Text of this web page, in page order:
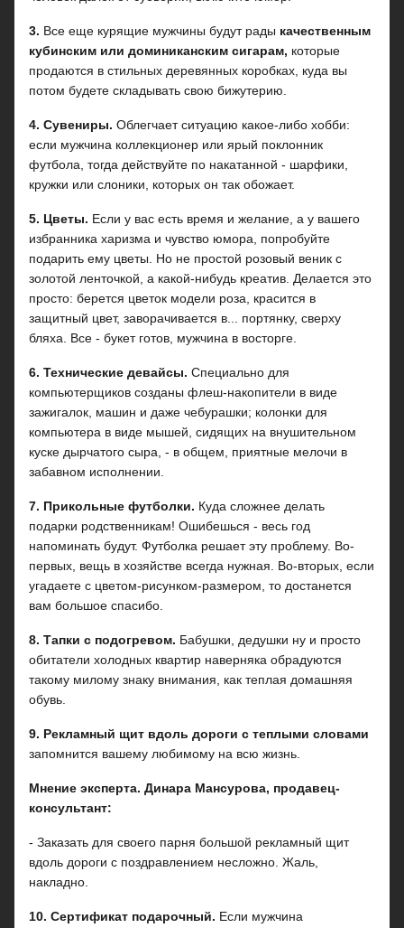
3. Все еще курящие мужчины будут рады качественным
кубинским или доминиканским сигарам, которые
продаются в стильных деревянных коробках, куда вы
потом будете складывать свою бижутерию.
4. Сувениры. Облегчает ситуацию какое-либо хобби:
если мужчина коллекционер или ярый поклонник
футбола, тогда действуйте по накатанной - шарфики,
кружки или слоники, которых он так обожает.
5. Цветы. Если у вас есть время и желание, а у вашего
избранника харизма и чувство юмора, попробуйте
подарить ему цветы. Но не простой розовый веник с
золотой ленточкой, а какой-нибудь креатив. Делается это
просто: берется цветок модели роза, красится в
защитный цвет, заворачивается в... портянку, сверху
бляха. Все - букет готов, мужчина в восторге.
6. Технические девайсы. Специально для
компьютерщиков созданы флеш-накопители в виде
зажигалок, машин и даже чебурашки; колонки для
компьютера в виде мышей, сидящих на внушительном
куске дырчатого сыра, - в общем, приятные мелочи в
забавном исполнении.
7. Прикольные футболки. Куда сложнее делать
подарки родственникам! Ошибешься - весь год
напоминать будут. Футболка решает эту проблему. Во-
первых, вещь в хозяйстве всегда нужная. Во-вторых, если
угадаете с цветом-рисунком-размером, то достанется
вам большое спасибо.
8. Тапки с подогревом. Бабушки, дедушки ну и просто
обитатели холодных квартир наверняка обрадуются
такому милому знаку внимания, как теплая домашняя
обувь.
9. Рекламный щит вдоль дороги с теплыми словами
запомнится вашему любимому на всю жизнь.
Мнение эксперта. Динара Мансурова, продавец-
консультант:
- Заказать для своего парня большой рекламный щит
вдоль дороги с поздравлением несложно. Жаль,
накладно.
10. Сертификат подарочный. Если мужчина